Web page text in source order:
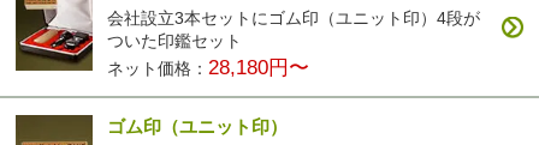
会社設立3本セットにゴム印（ユニット印）4段が
ついた印鑑セット
ネット価格： 28,180円〜
ゴム印（ユニット印）